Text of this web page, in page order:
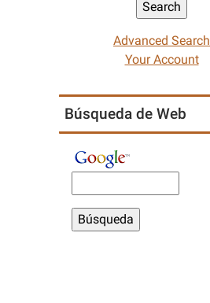
Advanced Search
Your Account
Búsqueda de Web